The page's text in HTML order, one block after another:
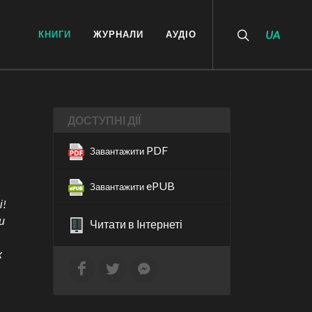
UA
КНИГИ ЖУРНАЛИ АУДІО
ДОСТУПНІ ДІЇ
Завантажити PDF
ЗавантажитиePUB
Читати в Інтернеті